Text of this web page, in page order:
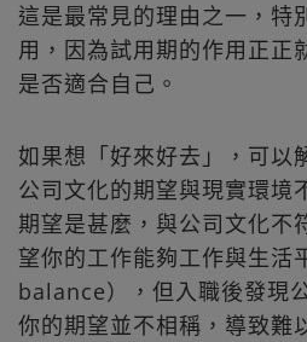
這是最常見的理由之一，特
用，因為試用期的作用正正
是否適合自己。
如果想「好來好去」，可以
公司文化的期望與現實環境
期望是甚麼，與公司文化不
望你的工作能夠工作與生
balance），但入職後發現
你的期望並不相稱，導致難